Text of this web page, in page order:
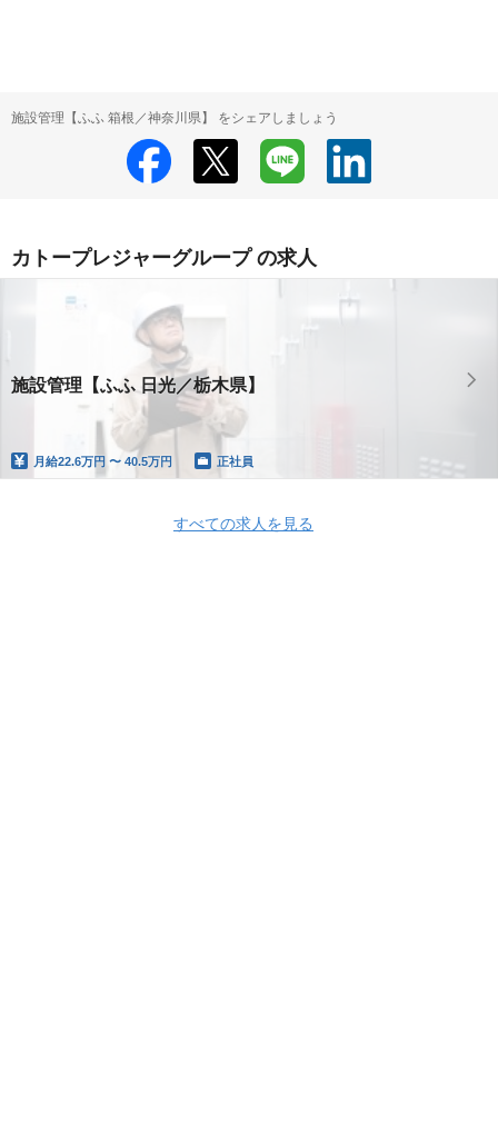
施設管理【ふふ 箱根／神奈川県】 をシェアしましょう
カトープレジャーグループ の求人
施設管理【ふふ 日光／栃木県】
月給22.6万円 〜 40.5万円 正社員
すべての求人を見る